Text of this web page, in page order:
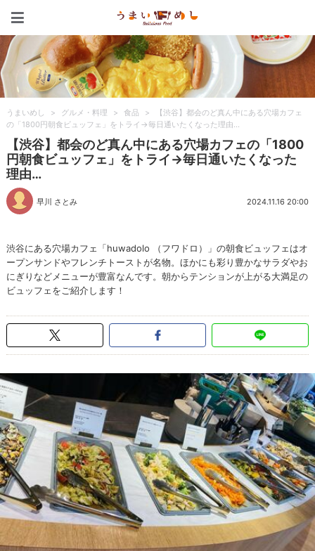
うまいめし > グルメ・料理 > 食品 >
【渋谷】都会のど真ん中にある穴場カフェ
の「1800円朝食ビュッフェ」をトライ→毎日通いたくなった理由…
【渋谷】都会のど真ん中にある穴場カフェの「1800
円朝食ビュッフェ」をトライ→毎日通いたくなった
理由…
早川 さとみ 2024.11.16 20:00
渋谷にある穴場カフェ「huwadolo （フワドロ）」の朝食ビュッフェはオ
ープンサンドやフレンチトーストが名物。ほかにも彩り豊かなサラダやお
にぎりなどメニューが豊富なんです。朝からテンションが上がる大満足の
ビュッフェをご紹介します！